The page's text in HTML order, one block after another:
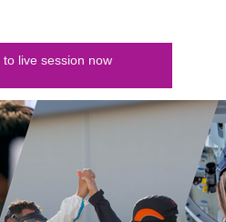
to live session now